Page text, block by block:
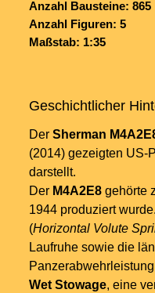
Anzahl Bausteine: 865
Anzahl Figuren: 5
Maßstab: 1:35
Geschichtlicher
Der Sherman
(2014) gezeigten US-
darstellt.
Der M4A2E8 gehörte
1944 produziert
(Horizontal Volute
Laufruhe sowie die
Wet Stowage, eine